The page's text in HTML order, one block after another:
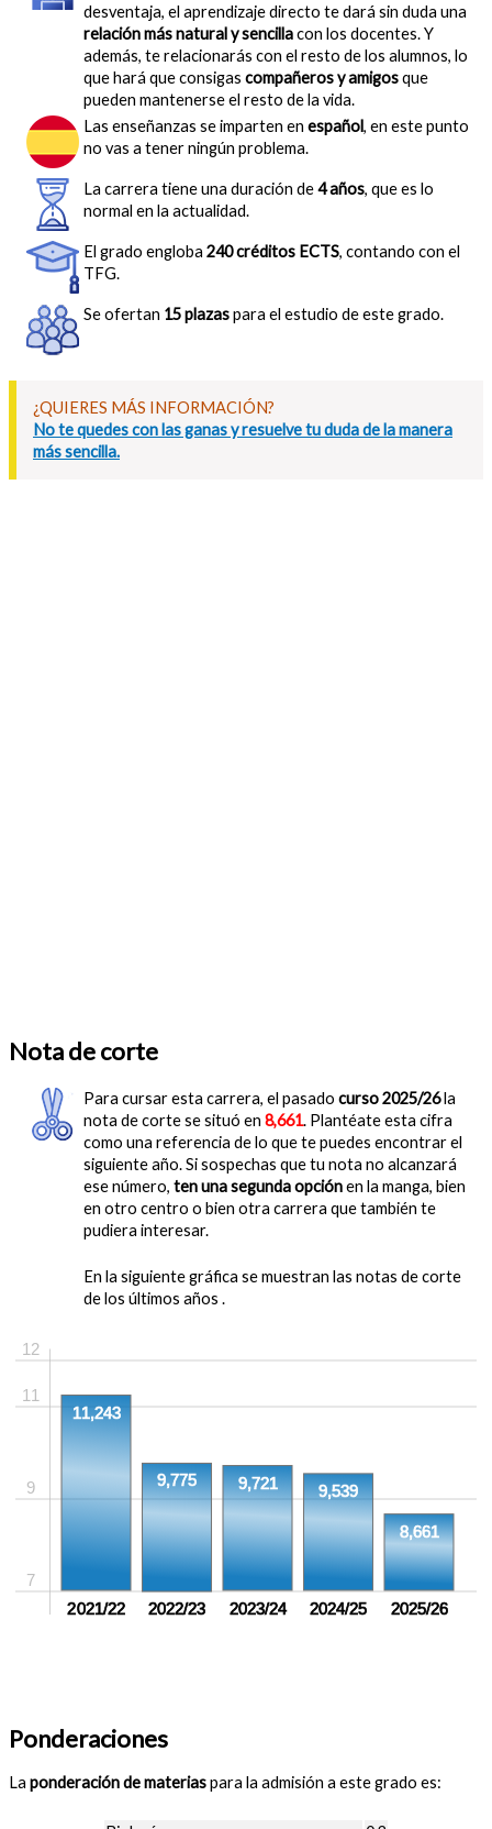
desventaja, el aprendizaje directo te dará sin duda una
relación más natural y sencillacon los docentes. Y
además, te relacionarás con el resto de los alumnos, lo
que hará que consigas compañeros y amigosque
pueden mantenerse el resto de la vida.
Las enseñanzas se imparten en español, en este punto
no vas a tener ningún problema.
La carrera tiene una duración de4 años, que es lo
normal en la actualidad.
El grado engloba 240 créditos ECTS, contando con el
TFG.
Se ofertan 15 plazaspara el estudio de este grado.
¿QUIERES MÁS INFORMACIÓN?
No te quedes con las ganas y resuelve tu duda de la manera
más sencilla.
Nota de corte
Para cursar esta carrera, el pasado curso 2025/26la
nota de corte se situó en 8,661. Plantéate esta cifra
como una referencia de lo que te puedes encontrar el
siguiente año. Si sospechas que tu nota no alcanzará
ese número, ten una segunda opciónen la manga, bien
en otro centro o bien otra carrera que también te
pudiera interesar.
En la siguiente gráfica se muestran las notas de corte
de los últimos años .
12
7
9
11
11,243
9,775 9,721 9,539
8,661
2021/22 2022/23 2023/24 2024/25 2025/26
Ponderaciones
La ponderación de materiaspara la admisión a este grado es: